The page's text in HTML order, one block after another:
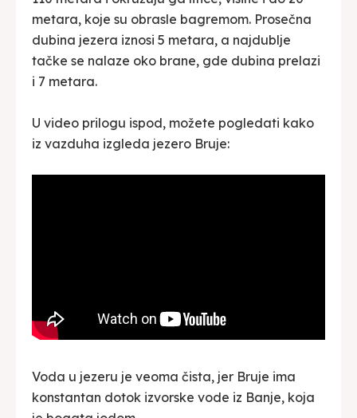
metara, koje su obrasle bagremom. Prosečna
dubina jezera iznosi 5 metara, a najdublje
tačke se nalaze oko brane, gde dubina prelazi
i 7 metara.
U video prilogu ispod, možete pogledati kako
iz vazduha izgleda jezero Bruje:
Voda u jezeru je veoma čista, jer Bruje ima
konstantan dotok izvorske vode iz Banje, koja